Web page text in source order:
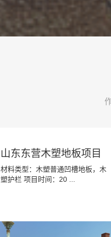
山东东营木塑地板项目
材料类型：木塑普通凹槽地板，木
塑护栏 项目时间：20 ...